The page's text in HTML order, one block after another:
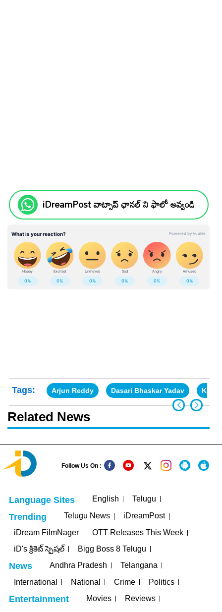
iDreamPost వాట్సాప్ ఛానల్ ని ఫాలో అవ్వండి
Tags: Arjun Reddy Dasari Bhaskar Yadav
Related News
Follow Us On :
Language Sites English Telugu
Trending Telugu News
iDreamPost
iDream FilmNager
OTT Releases This Week
iD's క్రికెట్ స్పెషల్
Bigg Boss 8 Telugu
News Andhra Pradesh
Telangana
International
National Crime Politics
Entertainment Movies
Reviews